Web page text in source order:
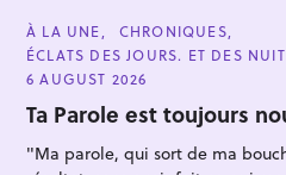
C
A
T
E
O
R
E
À LA UNE
CHRONIQUES
ÉCLATS DES JOURS. ET DES
6 AUGUST 2026
Ta Parole est toujours
"Ma parole, qui sort de ma
S
e
a
r